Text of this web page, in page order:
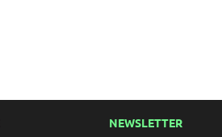
NEWSLETTER